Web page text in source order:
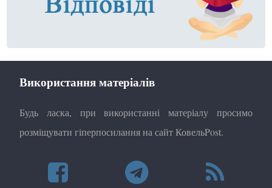
Використання матеріалів
Будь ласка, при використанні матеріалу просимо
розміщувати гіперпосилання на сайт КовельPost.